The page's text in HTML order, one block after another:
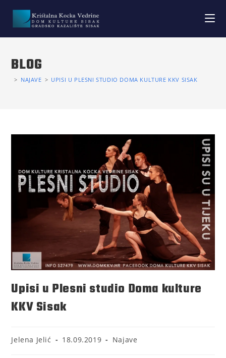
BLOG
> NAJAVE > UPISI U PLESNI STUDIO DOMA KULTURE KKV SISAK
Upisi u Plesni studio Doma kulture
KKV Sisak
Jelena Jelić 18.09.2019 Najave